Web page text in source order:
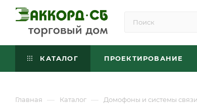
КАТАЛОГ ПРОЕКТИРОВАНИЕ
Главная — Каталог — Домофоны и системы связи